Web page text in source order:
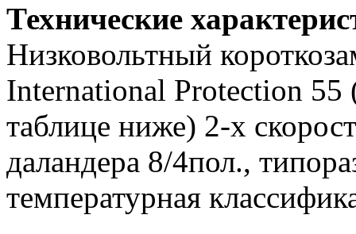
Технические
Низковольтный
International Protection 55
таблице ниже) 2-х
даландера 8/4пол.,
температурная